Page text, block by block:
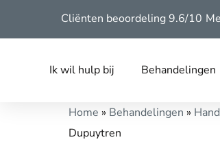
Cliënten beoordeling 9.6/10
Ik wil hulp bij Behandelingen
Home » Behandelingen »
Dupuytren